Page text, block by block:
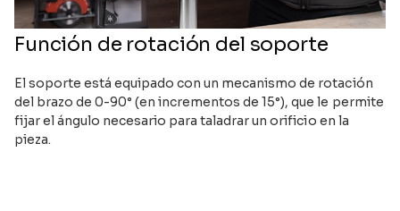
Función de rotación del soporte
El soporte está equipado con un mecanismo de rotación
del brazo de 0-90° (en incrementos de 15°), que le permite
fijar el ángulo necesario para taladrar un orificio en la
pieza.